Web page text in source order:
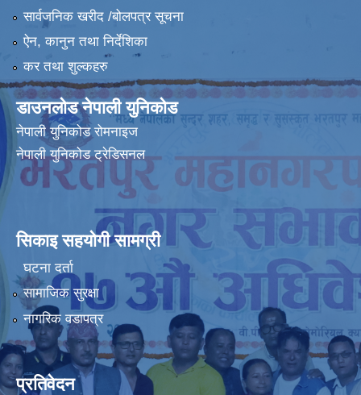
सार्वजनिक खरीद /बोलपत्र सूचना
ऐन, कानुन तथा निर्देशिका
कर तथा शुल्कहरु
डाउनलोड नेपाली युनिकोड
नेपाली युनिकोड रोमनाइज
नेपाली युनिकोड ट्रेडिसनल
सिकाइ सहयोगी सामग्री
घटना दर्ता
सामाजिक सुरक्षा
नागरिक वडापत्र
प्रतिवेदन